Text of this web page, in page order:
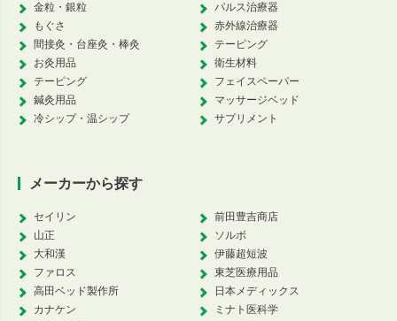
金粒・銀粒
もぐさ
間接灸・台座灸・棒灸
お灸用品
テーピング
鍼灸用品
冷シップ・温シップ
パルス治療器
赤外線治療器
テーピング
衛生材料
フェイスペーパー
マッサージベッド
サプリメント
メーカーから探す
セイリン
山正
大和漢
ファロス
高田ベッド製作所
カナケン
前田豊吉商店
ソルボ
伊藤超短波
東芝医療用品
日本メディックス
ミナト医科学